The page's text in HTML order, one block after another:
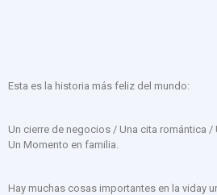
Esta es la historia más feliz del mundo:
Un cierre de negocios / Una cita romántica
Un Momento en familia.
Hay muchas cosas importantes en la viday